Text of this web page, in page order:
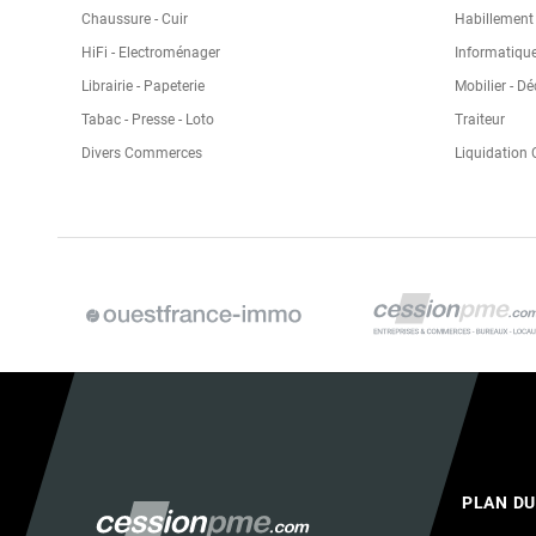
Chaussure - Cuir
Habillement
HiFi - Electroménager
Librairie - Papeterie
Mobilier -
Tabac - Presse - Loto
Traiteur
Divers Commerces
Liquidation
PLAN